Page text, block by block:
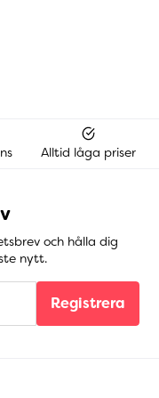
Alltid låga priser
och hålla dig
nytt.
Registrera